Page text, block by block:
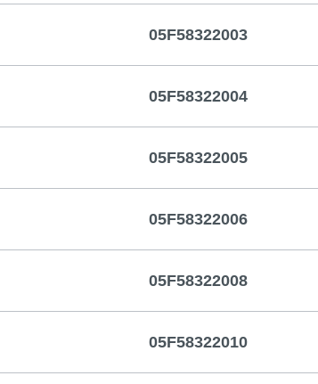
05F58322003
05F58322004
05F58322005
05F58322006
05F58322008
05F58322010